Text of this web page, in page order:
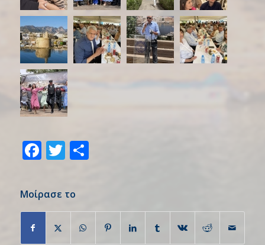
Facebook
Twitter
Share
Μοίρασε το